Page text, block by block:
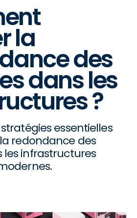
la
des
dans les
?
essentielles
redondance des
les infrastructures